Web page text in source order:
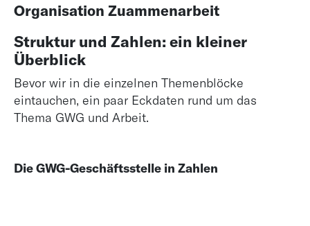
Organisation Zuammenarbeit
Struktur und Zahlen: ein kleiner
Überblick
Bevor wir in die einzelnen Themenblöcke
eintauchen, ein paar Eckdaten rund um das
Thema GWG und Arbeit.
Die GWG-Geschäftsstelle in Zahlen